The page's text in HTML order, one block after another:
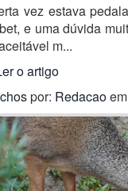
vez estava
e uma dúvida
m...
o artigo
por: Redacao